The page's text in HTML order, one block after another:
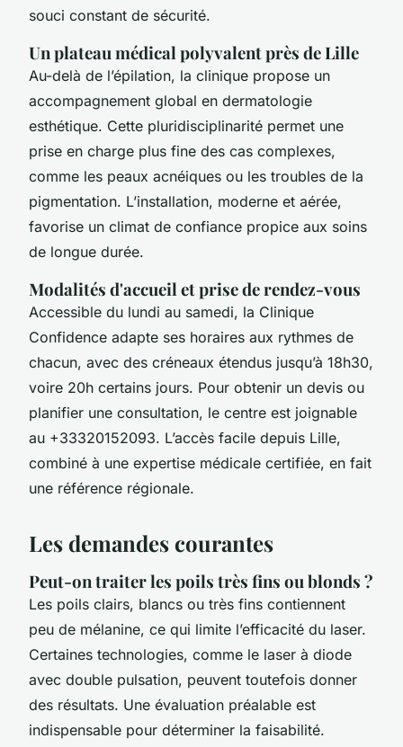
souci constant de sécurité.
Un plateau médical polyvalent près de Lille
Au-delà de l’épilation, la clinique propose un
accompagnement global en dermatologie
esthétique. Cette pluridisciplinarité permet une
prise en charge plus fine des cas complexes,
comme les peaux acnéiques ou les troubles de la
pigmentation. L’installation, moderne et aérée,
favorise un climat de confiance propice aux soins
de longue durée.
Modalités d'accueil et prise de rendez-vous
Accessible du lundi au samedi, la Clinique
Confidence adapte ses horaires aux rythmes de
chacun, avec des créneaux étendus jusqu’à 18h30,
voire 20h certains jours. Pour obtenir un devis ou
planifier une consultation, le centre est joignable
au +33320152093. L’accès facile depuis Lille,
combiné à une expertise médicale certifiée, en fait
une référence régionale.
Les demandes courantes
Peut-on traiter les poils très fins ou blonds ?
Les poils clairs, blancs ou très fins contiennent
peu de mélanine, ce qui limite l’efficacité du laser.
Certaines technologies, comme le laser à diode
avec double pulsation, peuvent toutefois donner
des résultats. Une évaluation préalable est
indispensable pour déterminer la faisabilité.